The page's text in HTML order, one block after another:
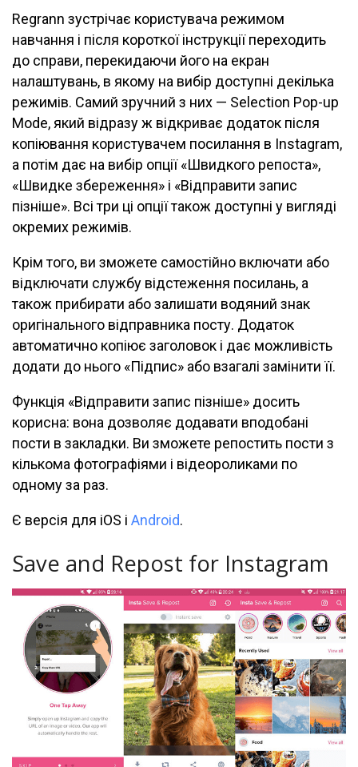
Regrann зустрічає користувача режимом
навчання і після короткої інструкції переходить
до справи, перекидаючи його на екран
налаштувань, в якому на вибір доступні декілька
режимів. Самий зручний з них — Selection Pop-up
Mode, який відразу ж відкриває додаток після
копіювання користувачем посилання в Instagram,
а потім дає на вибір опції «Швидкого репоста»,
«Швидке збереження» і «Відправити запис
пізніше». Всі три ці опції також доступні у вигляді
окремих режимів.
Крім того, ви зможете самостійно включати або
відключати службу відстеження посилань, а
також прибирати або залишати водяний знак
оригінального відправника посту. Додаток
автоматично копіює заголовок і дає можливість
додати до нього «Підпис» або взагалі замінити її.
Функція «Відправити запис пізніше» досить
корисна: вона дозволяє додавати вподобані
пости в закладки. Ви зможете репостить пости з
кількома фотографіями і відеороликами по
одному за раз.
Є версія для iOS і Android.
Save and Repost for Instagram